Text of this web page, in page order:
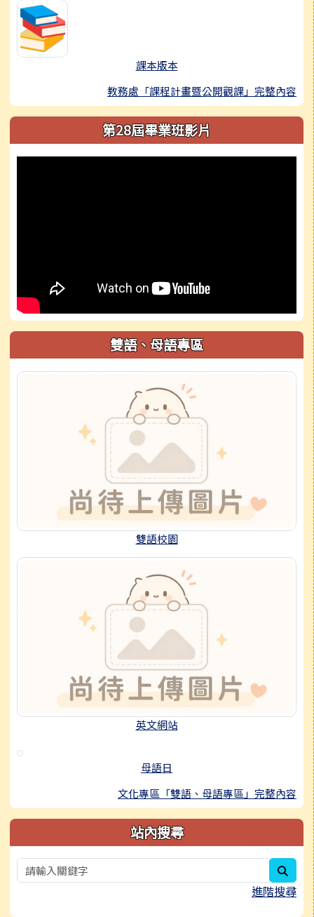
課本版本
教務處「課程計畫暨公開觀課」完整內容
第28屆畢業班影片
雙語、母語專區
雙語校園
英文網站
母語日
文化專區「雙語、母語專區」完整內容
站內搜尋
進階搜尋